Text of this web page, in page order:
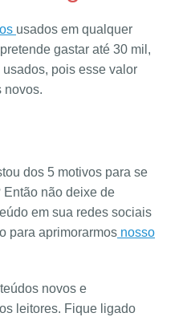
usados em qualquer
gastar até 30 mil,
pois esse valor
novos.
dos 5 motivos para se
Então não deixe de
em sua redes sociais
para aprimorarmos nosso
novos e
leitores. Fique ligado